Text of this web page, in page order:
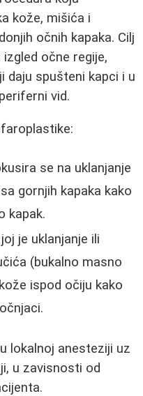
kože, mišića i
očnih kapaka. Cilj
očne regije,
daju spušteni kapci i u
vid.
se na uklanjanje
gornjih kapaka kako
kapak.
je uklanjanje ili
(bukalno masno
ispod očiju kako
lokalnoj anesteziji uz
u zavisnosti od